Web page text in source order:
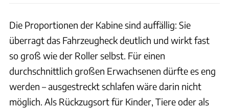
Die Proportionen der Kabine sind auffällig: Sie
überragt das Fahrzeugheck deutlich und wirkt fast
so groß wie der Roller selbst. Für einen
durchschnittlich großen Erwachsenen dürfte es eng
werden – ausgestreckt schlafen wäre darin nicht
möglich. Als Rückzugsort für Kinder, Tiere oder als